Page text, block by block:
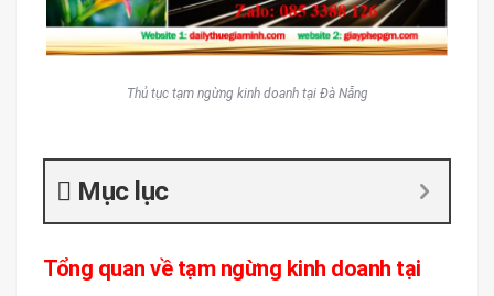
Thủ tục tạm ngừng kinh doanh tại Đà Nẵng
Mục lục
Tổng quan về tạm ngừng kinh doanh tại